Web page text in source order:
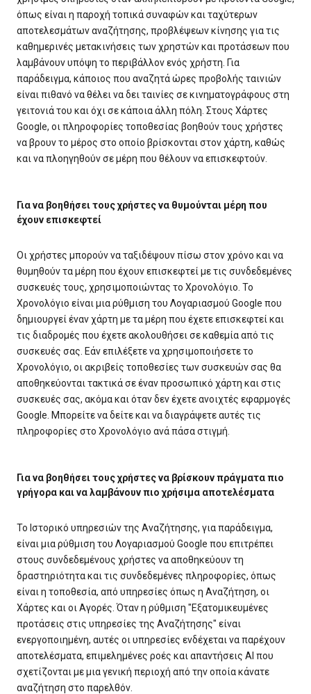
όπως είναι η παροχή τοπικά συναφών και ταχύτερων
αποτελεσμάτων αναζήτησης, προβλέψεων κίνησης για τις
καθημερινές μετακινήσεις των χρηστών και προτάσεων που
λαμβάνουν υπόψη το περιβάλλον ενός χρήστη. Για
παράδειγμα, κάποιος που αναζητά ώρες προβολής ταινιών
είναι πιθανό να θέλει να δει ταινίες σε κινηματογράφους στη
γειτονιά του και όχι σε κάποια άλλη πόλη. Στους Χάρτες
Google, οι πληροφορίες τοποθεσίας βοηθούν τους χρήστες
να βρουν το μέρος στο οποίο βρίσκονται στον χάρτη, καθώς
και να πλοηγηθούν σε μέρη που θέλουν να επισκεφτούν.
Για να βοηθήσει τους χρήστες να θυμούνται μέρη που
έχουν επισκεφτεί
Οι χρήστες μπορούν να ταξιδέψουν πίσω στον χρόνο και να
θυμηθούν τα μέρη που έχουν επισκεφτεί με τις συνδεδεμένες
συσκευές τους, χρησιμοποιώντας το Χρονολόγιο. Το
Χρονολόγιο είναι μια ρύθμιση του Λογαριασμού Google που
δημιουργεί έναν χάρτη με τα μέρη που έχετε επισκεφτεί και
τις διαδρομές που έχετε ακολουθήσει σε καθεμία από τις
συσκευές σας. Εάν επιλέξετε να χρησιμοποιήσετε το
Χρονολόγιο, οι ακριβείς τοποθεσίες των συσκευών σας θα
αποθηκεύονται τακτικά σε έναν προσωπικό χάρτη και στις
συσκευές σας, ακόμα και όταν δεν έχετε ανοιχτές εφαρμογές
Google. Μπορείτε να δείτε και να διαγράψετε αυτές τις
πληροφορίες στο Χρονολόγιο ανά πάσα στιγμή.
Για να βοηθήσει τους χρήστες να βρίσκουν πράγματα πιο
γρήγορα και να λαμβάνουν πιο χρήσιμα αποτελέσματα
Το Ιστορικό υπηρεσιών της Αναζήτησης, για παράδειγμα,
είναι μια ρύθμιση του Λογαριασμού Google που επιτρέπει
στους συνδεδεμένους χρήστες να αποθηκεύουν τη
δραστηριότητα και τις συνδεδεμένες πληροφορίες, όπως
είναι η τοποθεσία, από υπηρεσίες όπως η Αναζήτηση, οι
Χάρτες και οι Αγορές. Όταν η ρύθμιση "Εξατομικευμένες
προτάσεις στις υπηρεσίες της Αναζήτησης" είναι
ενεργοποιημένη, αυτές οι υπηρεσίες ενδέχεται να παρέχουν
αποτελέσματα, επιμελημένες ροές και απαντήσεις AI που
σχετίζονται με μια γενική περιοχή από την οποία κάνατε
αναζήτηση στο παρελθόν.